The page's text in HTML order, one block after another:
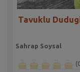
Tavuklu
Sahrap Soysal